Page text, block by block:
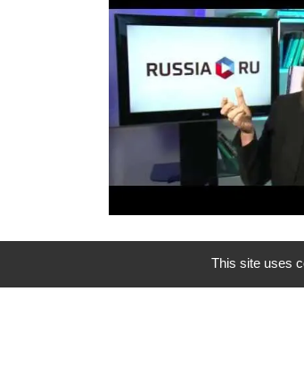
This site uses